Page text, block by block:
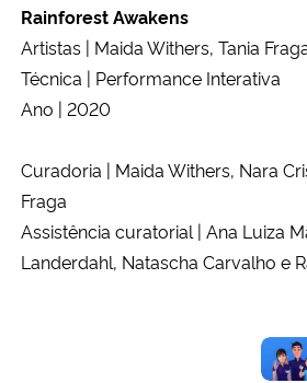
Controladoria-Geral da União
Ministério da Mulher, da Família e dos Direitos
Secretaria de Governo
Gabinete de Segurança Institucional
Rainforest Awakens
Artistas | Maida Withers, Tania
Técnica | Performance Interativa
Ano | 2020
Curadoria | Maida Withers, Nara
Fraga
Assistência curatorial | Ana Luiza
Landerdahl, Natascha Carvalho e